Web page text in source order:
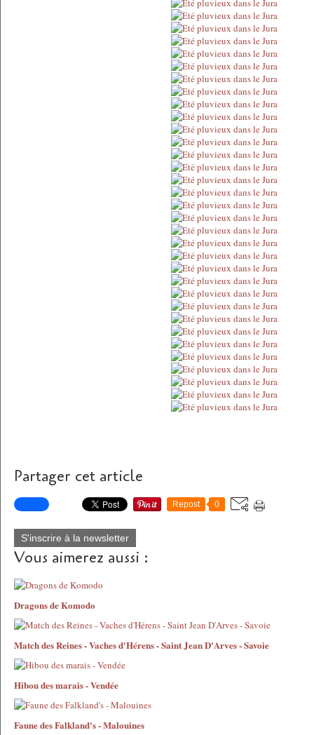
Partager cet article
Repost 0
S'inscrire à la newsletter
Vous aimerez aussi :
Dragons de Komodo
Match des Reines - Vaches d'Hérens - Saint Jean D'Arves - Savoie
Hibou des marais - Vendée
Faune des Falkland's - Malouines